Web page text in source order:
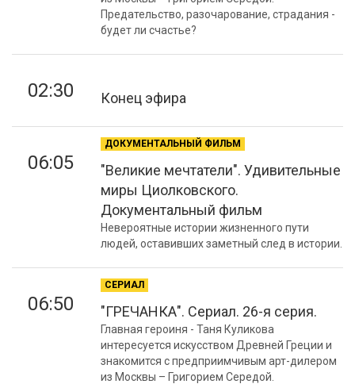
Предательство, разочарование, страдания -
будет ли счастье?
02:30 Конец эфира
06:05
ДОКУМЕНТАЛЬНЫЙ ФИЛЬМ
"Великие мечтатели". Удивительные
миры Циолковского.
Документальный фильм
Невероятные истории жизненного пути
людей, оставивших заметный след в истории.
06:50
СЕРИАЛ
"ГРЕЧАНКА". Сериал. 26-я серия.
Главная героиня - Таня Куликова
интересуется искусством Древней Греции и
знакомится с предприимчивым арт-дилером
из Москвы – Григорием Середой.